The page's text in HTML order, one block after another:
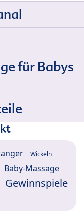
für Babys
Wickeln
Baby-Massage
Gewinnspiele